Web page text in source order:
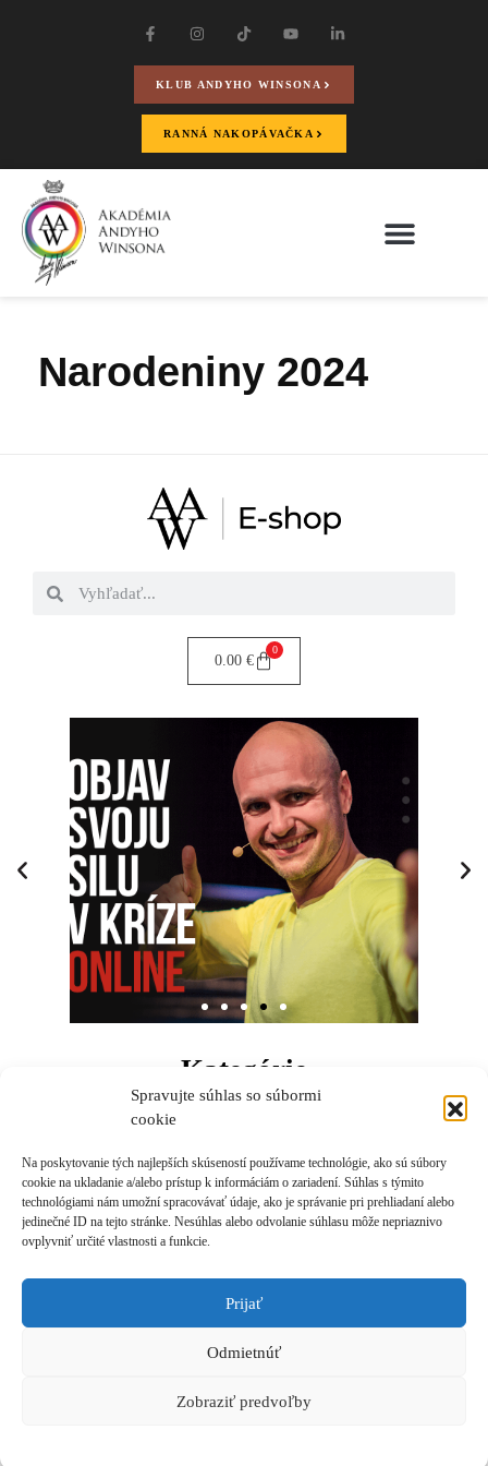
Spravujte súhlas so súbormi
cookie
Na poskytovanie tých najlepších skúseností používame technológie, ako sú súbory
cookie na ukladanie a/alebo prístup k informáciám o zariadení. Súhlas s týmito
technológiami nám umožní spracovávať údaje, ako je správanie pri prehliadaní alebo
jedinečné ID na tejto stránke. Nesúhlas alebo odvolanie súhlasu môže nepriaznivo
ovplyvniť určité vlastnosti a funkcie.
Prijať
Odmietnúť
Zobraziť predvoľby
KLUB ANDYHO WINSONA
RANNÁ NAKOPÁVAČKA
Narodeniny 2024
0.00 €
0
Kategórie
It seems we can't find what you're looking for.
© 2021 Akadémia Andyho Winsona, so sídlom Ľubochnianska 4, 831 04 Bratislava, IČO:
Všeobecné obchodné podmienky|Zásady spracúvania osobných údajov